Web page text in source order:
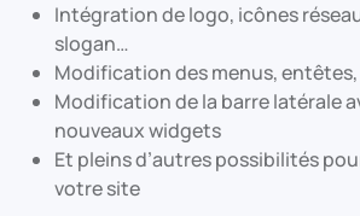
Intégration de logo, icônes
slogan…
Modification des menus,
Modification de la barre latérale
nouveaux widgets
Et pleins d’autres possibilités
votre site